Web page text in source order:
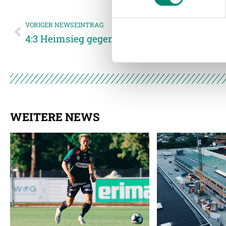
VORIGER NEWSEINTRAG
4:3 Heimsieg gegen Rapid Wien
WEITERE NEWS